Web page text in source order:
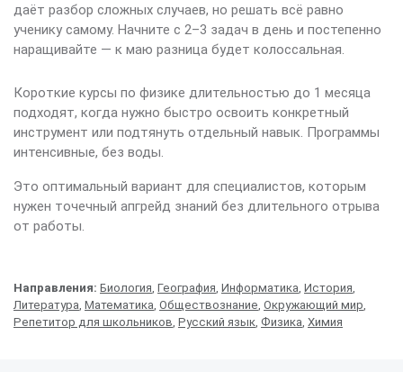
даёт разбор сложных случаев, но решать всё равно
ученику самому. Начните с 2–3 задач в день и постепенно
наращивайте — к маю разница будет колоссальная.
Короткие курсы по физике длительностью до 1 месяца
подходят, когда нужно быстро освоить конкретный
инструмент или подтянуть отдельный навык. Программы
интенсивные, без воды.
Это оптимальный вариант для специалистов, которым
нужен точечный апгрейд знаний без длительного отрыва
от работы.
Направления: Биология География Информатика История
Литература Математика Обществознание Окружающий мир
Репетитор для школьников Русский язык Физика Химия